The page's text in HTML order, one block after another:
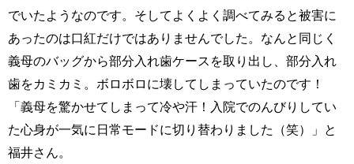
でいたようなのです。そしてよくよく調べてみると被害に
あったのは口紅だけではありませんでした。なんと同じく
義母のバッグから部分入れ歯ケースを取り出し、部分入れ
歯をカミカミ。ボロボロに壊してしまっていたのです！
「義母を驚かせてしまって冷や汗！入院でのんびりしてい
た心身が一気に日常モードに切り替わりました（笑）」と
福井さん。